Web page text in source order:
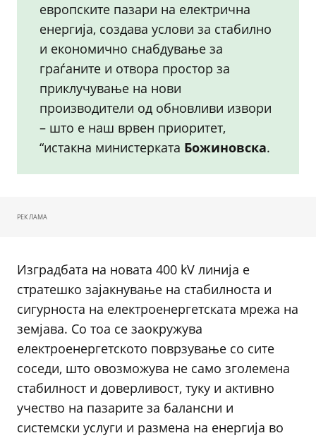
европските пазари на електрична
енергија, создава услови за стабилно
и економично снабдување за
граѓаните и отвора простор за
приклучување на нови
производители од обновливи извори
– што е наш врвен приоритет,
“истакна министерката Божиновска.
РЕКЛАМА
Изградбата на новата 400 kV линија е
стратешко зајакнување на стабилноста и
сигурноста на електроенергетската мрежа на
земјава. Со тоа се заокружува
електроенергетското поврзување со сите
соседи, што овозможува не само зголемена
стабилност и доверливост, туку и активно
учество на пазарите за балансни и
системски услуги и размена на енергија во